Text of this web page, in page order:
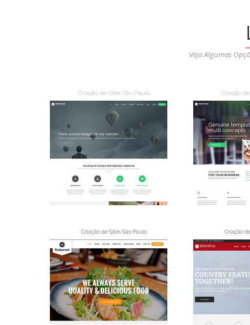
Veja Algumas
Criação de Sites São Paulo
Criação de Sites São Paulo
Criação
Criação